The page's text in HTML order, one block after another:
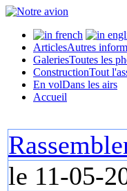
ArticlesAutres
GaleriesToutes les
ConstructionTout
En volDans les airs
Accueil
le 11-05-